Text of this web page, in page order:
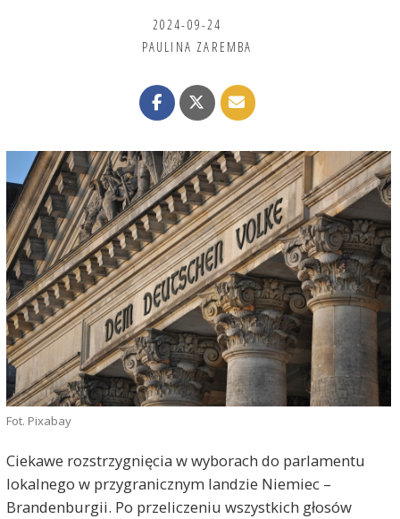
2024-09-24
PAULINA ZAREMBA
Fot. Pixabay
Ciekawe rozstrzygnięcia w wyborach do parlamentu
lokalnego w przygranicznym landzie Niemiec –
Brandenburgii. Po przeliczeniu wszystkich głosów